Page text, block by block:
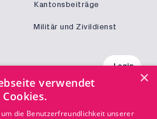
Kantonsbeiträge
Militär und Zivildienst
Login
×
verwendet
Cookies.
die Benutzerfreundlichkeit unserer